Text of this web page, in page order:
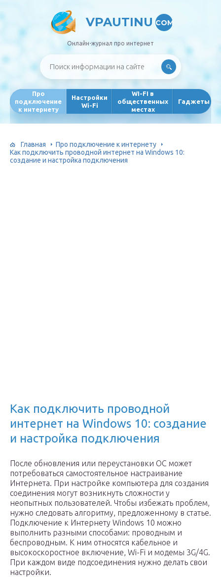
VPAUTINU COM
Онлайн-журнал про интернет
Про
подключение
к интернету
Настройки
Wi-Fi
WI-FI в
общественных
местах
Гаджеты
Главная
Про подключение к интернету
Как подключить проводной интернет на Windows 10:
создание и настройка подключения
Как подключить проводной
интернет на Windows 10: создание
и настройка подключения
После обновления или переустановки ОС может
потребоваться самостоятельное настраивание
Интернета. При настройке компьютера для создания
соединения могут возникнуть сложности у
неопытных пользователей. Чтобы избежать проблем,
нужно следовать алгоритму, предложенному в статье.
Подключение к Интернету Windows 10 можно
выполнить разными способами: проводным и
беспроводным. К ним относятся кабельное и
высокоскоростное включение, Wi-Fi и модемы 3G/4G.
При каждом виде подсоединения нужно делать свои
настройки.